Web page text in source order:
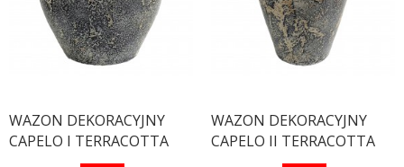
WAZON DEKORACYJNY
CAPELO I TERRACOTTA
WAZON DEKORACYJNY
CAPELO II TERRACOTTA